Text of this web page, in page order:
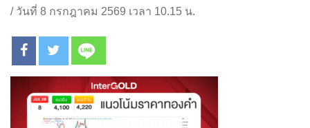
/ วันที่ 8 กรกฎาคม 2569 เวลา 10.15 น.